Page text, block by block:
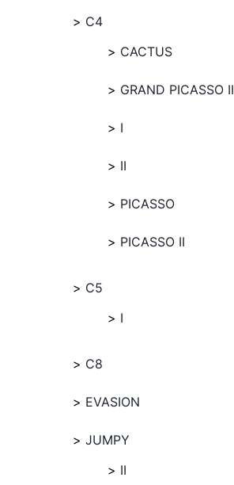
C4
CACTUS
GRAND PICASSO II
I
II
PICASSO
PICASSO II
C5
I
C8
EVASION
JUMPY
II